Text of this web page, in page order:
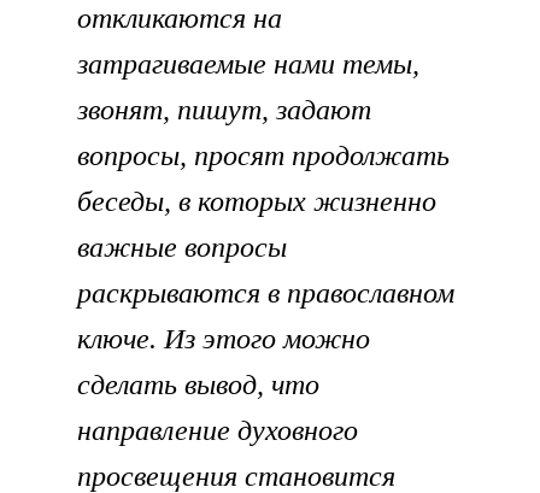
откликаются на
затрагиваемые нами темы,
звонят, пишут, задают
вопросы, просят продолжать
беседы, в которых жизненно
важные вопросы
раскрываются в православном
ключе. Из этого можно
сделать вывод, что
направление духовного
просвещения становится